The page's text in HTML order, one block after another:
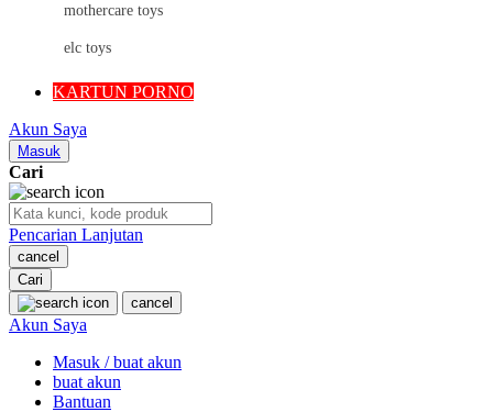
Oh Ma Grain
P
Peachy
Phil & Ted's
mothercare toys
elc toys
KARTUN PORNO
Akun Saya
Masuk
Cari
Pencarian Lanjutan
cancel
Cari
cancel
Akun Saya
Masuk / buat akun
buat akun
Bantuan